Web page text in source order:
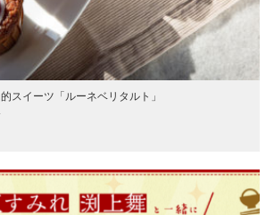
スイーツ「ルーネベリタルト」